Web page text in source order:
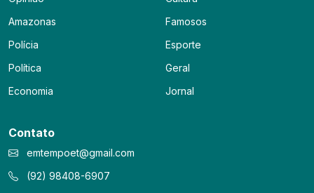
Amazonas
Polícia
Política
Economia
Famosos
Esporte
Geral
Jornal
Contato
emtempoet@gmail.com
(92) 98408-6907